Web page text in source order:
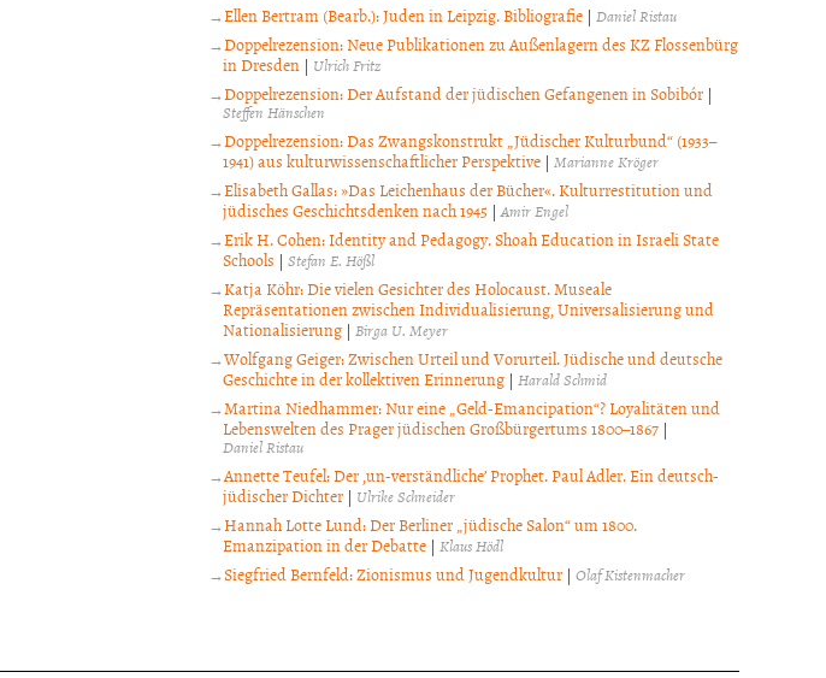
Ellen Bertram (Bearb.): Juden in Leipzig. Bibliografie |Daniel Ristau
Doppelrezension: Neue Publikationen zu Außenlagern des KZ Flossenbürg
in Dresden| Ulrich Fritz
Doppelrezension: Der Aufstand der jüdischen Gefangenen in Sobibór |
Steffen Hänschen
Doppelrezension: Das Zwangskonstrukt „Jüdischer Kulturbund“ (1933–
1941) aus kulturwissenschaftlicher Perspektive| Marianne Kröger
Elisabeth Gallas: »Das Leichenhaus der Bücher«. Kulturrestitution und
jüdisches Geschichtsdenken nach 1945|Amir Engel
Erik H. Cohen: Identity and Pedagogy. Shoah Education in Israeli State
Schools | Stefan E. Hößl
Katja Köhr: Die vielen Gesichter des Holocaust. Museale
Repräsentationen zwischen Individualisierung, Universalisierung und
Nationalisierung| Birga U. Meyer
Wolfgang Geiger: Zwischen Urteil und Vorurteil. Jüdische und deutsche
Geschichte in der kollektiven Erinnerung| Harald Schmid
Martina Niedhammer: Nur eine „Geld-Emancipation“? Loyalitäten und
Lebenswelten des Prager jüdischen Großbürgertums 1800–1867|
Daniel Ristau
Annette Teufel: Der ‚un-verständliche’ Prophet. Paul Adler. Ein deutsch-
jüdischer Dichter| Ulrike Schneider
Hannah Lotte Lund: Der Berliner „jüdische Salon“ um 1800.
Emanzipation in der Debatte| Klaus Hödl
Siegfried Bernfeld: Zionismus und Jugendkultur |Olaf Kistenmacher